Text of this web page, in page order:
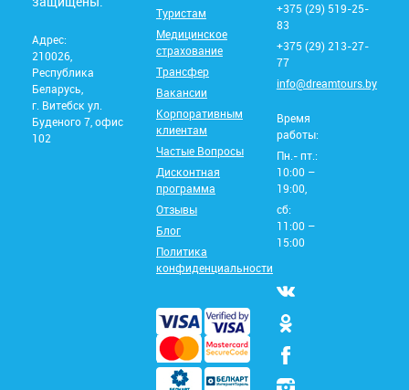
Адрес:
210026,
Республика
Беларусь,
г. Витебск ул.
Буденого 7, офис
102
Туристам
Медицинское
страхование
Трансфер
Вакансии
Корпоративным
клиентам
Частые Вопросы
Дисконтная
программа
Отзывы
Блог
Политика
конфиденциальности
+375 (29) 519-25-
83
+375 (29) 213-27-
77
info@dreamtours.by
Время
работы:
Пн.- пт.:
10:00 –
19:00,
сб:
11:00 –
15:00